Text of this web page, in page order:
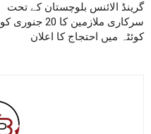
گرینڈ الائنس بلوچستان کے تحت
سرکاری ملازمین کا 20 جنوری کو
کوئٹہ میں احتجاج کا اعلان